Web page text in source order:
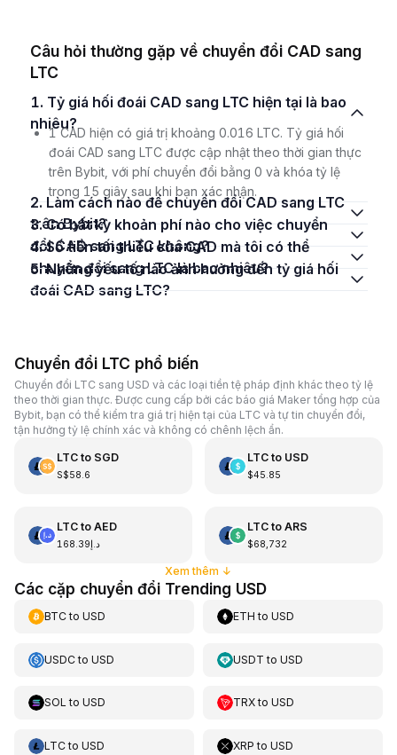
Câu hỏi thường gặp về chuyển đổi CAD sang
LTC
1. Tỷ giá hối đoái CAD sang LTC hiện tại là bao
nhiêu?
1 CAD hiện có giá trị khoảng 0.016 LTC. Tỷ giá hối
đoái CAD sang LTC được cập nhật theo thời gian thực
trên Bybit, với phí chuyển đổi bằng 0 và khóa tỷ lệ
trong 15 giây sau khi bạn xác nhận.
2. Làm cách nào để chuyển đổi CAD sang LTC
trên Bybit?
3. Có bất kỳ khoản phí nào cho việc chuyển
đổi CAD sang LTC không?
4. Số tiền tối thiểu của CAD mà tôi có thể
chuyển đổi sang LTC là bao nhiêu?
5. Những yếu tố nào ảnh hưởng đến tỷ giá hối
đoái CAD sang LTC?
Chuyển đổi LTC phổ biến
Chuyển đổi LTC sang USD và các loại tiền tệ pháp định khác theo tỷ lệ
theo thời gian thực. Được cung cấp bởi các báo giá Maker tổng hợp của
Bybit, bạn có thể kiểm tra giá trị hiện tại của LTC và tự tin chuyển đổi,
tận hưởng tỷ lệ chính xác và không có chênh lệch ẩn.
LTCto SGD
S$58.6
LTCto USD
$45.85
LTCto AED
د.إ168.39
LTCto ARS
$68,732
Xem thêm ↓
Các cặp chuyển đổi Trending USD
BTCto USD ETH toUSD
USDCto USD USDT toUSD
SOL to USD TRXtoUSD
LTCto USD XRP toUSD